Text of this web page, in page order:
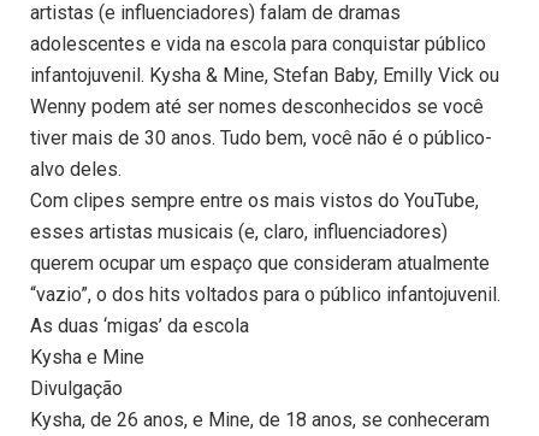
artistas (e influenciadores) falam de dramas
adolescentes e vida na escola para conquistar público
infantojuvenil. Kysha & Mine, Stefan Baby, Emilly Vick ou
Wenny podem até ser nomes desconhecidos se você
tiver mais de 30 anos. Tudo bem, você não é o público-
alvo deles.
Com clipes sempre entre os mais vistos do YouTube,
esses artistas musicais (e, claro, influenciadores)
querem ocupar um espaço que consideram atualmente
“vazio”, o dos hits voltados para o público infantojuvenil.
As duas ‘migas’ da escola
Kysha e Mine
Divulgação
Kysha, de 26 anos, e Mine, de 18 anos, se conheceram